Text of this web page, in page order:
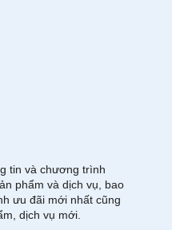
tin và chương trình
phẩm và dịch vụ, bao
ưu đãi mới nhất cũng
dịch vụ mới.